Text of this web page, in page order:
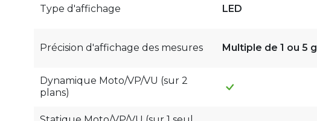
Type d'affichage LED
Précision d'affichage des mesures Multiple de 1 ou 5 g
Dynamique Moto/VP/VU (sur 2
plans)